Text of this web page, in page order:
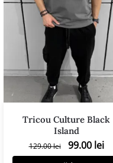
Tricou Culture Black
Island
129.00lei 99.00 lei